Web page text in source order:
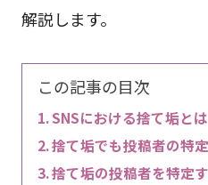
解説します。
この記事の目次
SNSにおける捨て垢とは
捨て垢でも投稿者の特
捨て垢の投稿者を特定